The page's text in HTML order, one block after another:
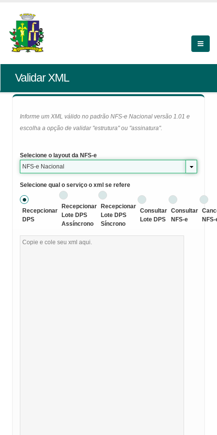
Validar XML
Informe um XML válido no padrão NFS-e Nacional versão 1.01 e
escolha a opção de validar "estrutura" ou "assinatura".
Selecione o layout da NFS-e
NFS-e Nacional
Selecione qual o serviço o xml se refere
Recepcionar
DPS
Recepcionar
Lote DPS
Assíncrono
Recepcionar
Lote DPS
Síncrono
Consultar
Lote DPS
Consultar
NFS-e
NFS-